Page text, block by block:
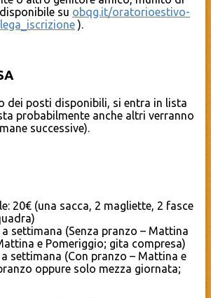
su obqg.it/oratorioestivo-
).
dei posti disponibili, si entra in lista
probabilmente anche altri verranno
successive).
20€ (una sacca, 2 magliette, 2 fasce
settimana (Senza pranzo – Mattina
e Pomeriggio; gita compresa)
settimana (Con pranzo – Mattina e
oppure solo mezza giornata;